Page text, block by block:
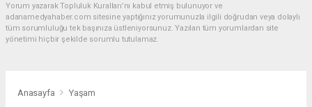
Yorum yazarak Topluluk Kuralları’nı kabul etmiş bulunuyor ve
adanamedyahaber.com sitesine yaptığınız yorumunuzla ilgili doğrudan veya dolaylı
tüm sorumluluğu tek başınıza üstleniyorsunuz. Yazılan tüm yorumlardan site
yönetimi hiçbir şekilde sorumlu tutulamaz.
Anasayfa Yaşam